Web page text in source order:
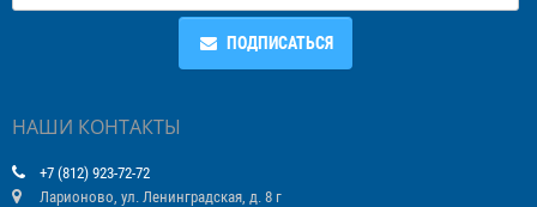
ПОДПИСАТЬСЯ
НАШИ КОНТАКТЫ
+7 (812) 923-72-72
Ларионово, ул. Ленинградская, д. 8 г